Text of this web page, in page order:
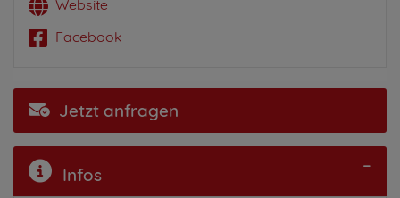
Website
Facebook
Jetzt anfragen
Infos